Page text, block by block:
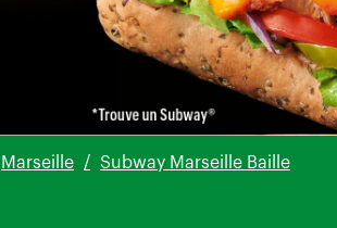
Marseille Subway Marseille Baille